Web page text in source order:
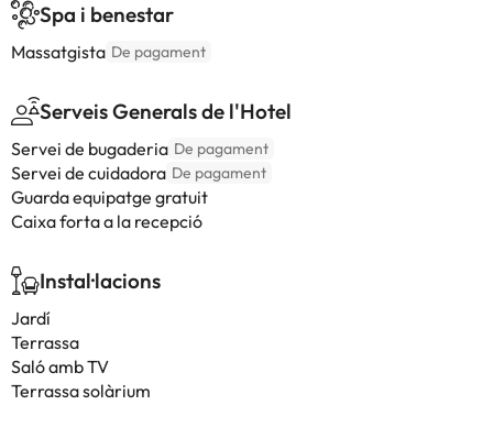
Spa i benestar
Massatgista De pagament
Serveis Generals de l'Hotel
Servei de bugaderia De pagament
Servei de cuidadora De pagament
Guarda equipatge gratuit
Caixa forta a la recepció
Instal·lacions
Jardí
Terrassa
Saló amb TV
Terrassa solàrium